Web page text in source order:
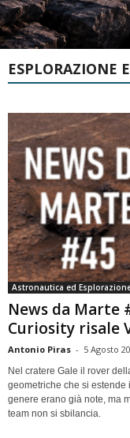
ESPLORAZIONE
Astronautica ed
News da Marte
Curiosity risale
Antonio Piras - 5 Agosto
Nel cratere Gale il rover
geometriche che si
genere erano già note, ma
team non si sbilancia.